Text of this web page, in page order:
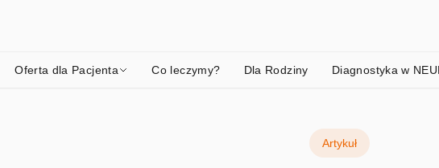
Oferta dla Pacjenta Co leczymy? Dla Rodziny Diagnostyka w
Artykuł